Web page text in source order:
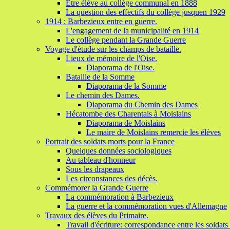
Etre élève au collège communal en 1888
La question des effectifs du collège jusquen 1929
1914 : Barbezieux entre en guerre.
L'engagement de la municipalité en 1914
Le collège pendant la Grande Guerre
Voyage d'étude sur les champs de bataille.
Lieux de mémoire de l'Oise.
Diaporama de l'Oise.
Bataille de la Somme
Diaporama de la Somme
Le chemin des Dames.
Diaporama du Chemin des Dames
Hécatombe des Charentais à Moislains
Diaporama de Moislains
Le maire de Moislains remercie les élèves
Portrait des soldats morts pour la France
Quelques données sociologiques
Au tableau d'honneur
Sous les drapeaux
Les circonstances des décès.
Commémorer la Grande Guerre
La commémoration à Barbezieux
La guerre et la commémoration vues d'Allemagne
Travaux des élèves du Primaire.
Travail d'écriture: correspondance entre les soldats